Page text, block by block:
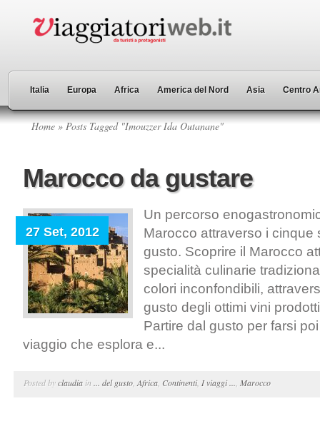
Italia Europa Africa America del Nord Asia Centro
Home » Posts Tagged "Imouzzer Ida Outanane"
Marocco da gustare
27 Set, 2012
Un percorso
Marocco attraverso i cinque
gusto. Scoprire il Marocco
specialità culinarie
colori inconfondibili,
gusto degli ottimi vini
Partire dal gusto per farsi
viaggio che esplora e...
Posted byclaudia in ... del gusto Africa Continenti, I viaggi ... Marocco